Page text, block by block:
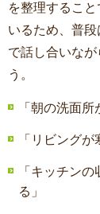
を整理するこ
いるため、普
で話し合いな
う。
「朝の洗面
「リビング
「キッチン
る」